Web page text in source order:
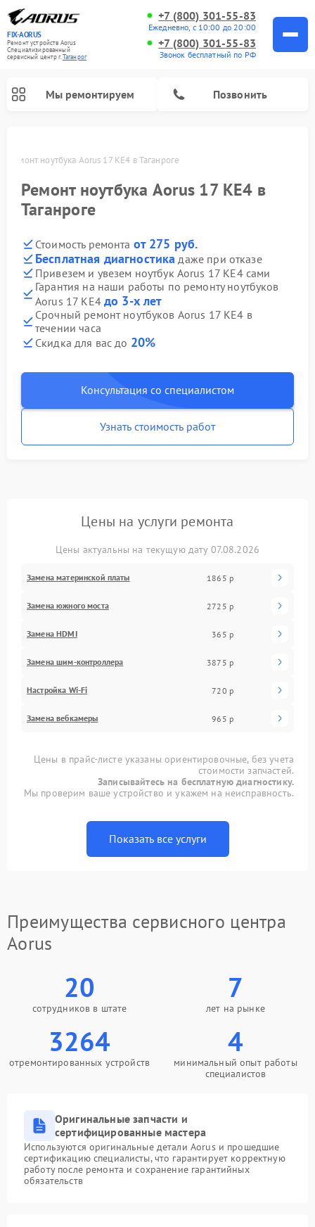
FIX-AORUS
Ремонт устройств Aorus
Специализированный
cервисный центр г.Таганрог
+7 (800) 301-55-83
Ежедневно, с 10:00 до 20:00
+7 (800) 301-55-83
Звонок бесплатный по РФ
Мы ремонтируем Позвонить
Ремонт ноутбука Aorus 17 KE4 в Таганроге
Ремонт ноутбука Aorus 17 KE4 в
Таганроге
Стоимость ремонта от 275 руб.
Бесплатная диагностика даже при отказе
Привезем и увезем ноутбук Aorus 17 KE4 сами
Гарантия на наши работы по ремонту ноутбуков
Aorus 17 KE4 до 3-х лет
Срочный ремонт ноутбуков Aorus 17 KE4 в
течении часа
Скидка для вас до 20%
Консультация со специалистом
Узнать стоимость работ
Цены на услуги ремонта
Цены актуальны на текущую дату 07.08.2026
Замена материнской платы 1865 р
Замена южного моста 2725 р
Замена HDMI 365 р
Замена шим-контроллера 3875 р
Настройка Wi-Fi 720 р
Замена вебкамеры 965 р
Цены в прайс-листе указаны ориентировочные, без учета
стоимости запчастей.
Записывайтесь на бесплатную диагностику.
Мы проверим ваше устройство и укажем на неисправность.
Показать все услуги
Преимущества сервисного центра
Aorus
20
сотрудников в штате
7
лет на рынке
3264
отремонтированных устройств
4
минимальный опыт работы
специалистов
Оригинальные запчасти и
сертифицированные мастера
Используются оригинальные детали Aorus и прошедшие
сертификацию специалисты, что гарантирует корректную
работу после ремонта и сохранение гарантийных
обязательств